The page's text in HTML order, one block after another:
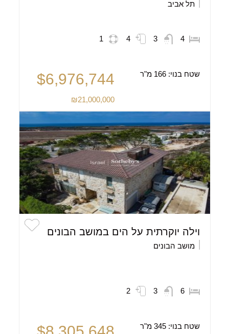
תל אביב
4
3
4
1
שטח בנוי:166 מ"ר $6,976,744
₪21,000,000
וילה יוקרתית על הים במושב הבונים
מושב הבונים
6
3
2
שטח בנוי:345 מ"ר